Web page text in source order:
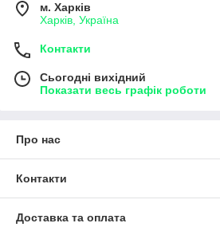
м. Харків
Харків, Україна
Контакти
Сьогодні вихідний
Показати весь графік роботи
Про нас
Контакти
Доставка та оплата